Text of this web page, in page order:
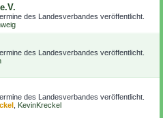
des Landesverbandes veröffentlicht.
des Landesverbandes veröffentlicht.
des Landesverbandes veröffentlicht.
KevinKreckel